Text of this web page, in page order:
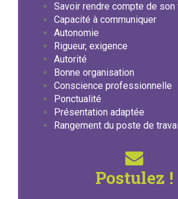
Savoir rendre compte de son
Capacité à communiquer
Autonomie
Rigueur, exigence
Autorité
Bonne organisation
Conscience professionnelle
Ponctualité
Présentation adaptée
Rangement du poste de
Postulez !